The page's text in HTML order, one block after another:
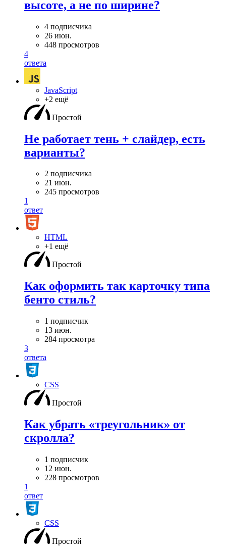
высоте, а не по ширине?
4 подписчика
26 июн.
448 просмотров
4
ответа
JavaScript
+2 ещё
Простой
Не работает тень + слайдер, есть
варианты?
2 подписчика
21 июн.
245 просмотров
1
ответ
HTML
+1 ещё
Простой
Как оформить так карточку типа
бенто стиль?
1 подписчик
13 июн.
284 просмотра
3
ответа
CSS
Простой
Как убрать «треугольник» от
скролла?
1 подписчик
12 июн.
228 просмотров
1
ответ
CSS
Простой